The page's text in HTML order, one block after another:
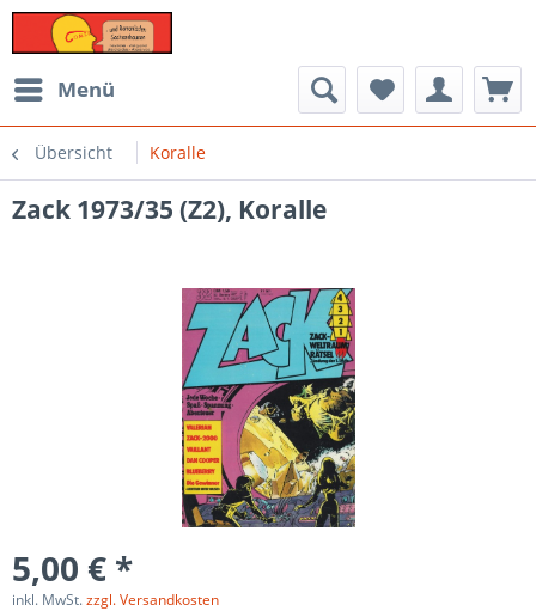
Menü
Übersicht Koralle
Zack 1973/35 (Z2), Koralle
5,00 € *
inkl. MwSt.zzgl. Versandkosten